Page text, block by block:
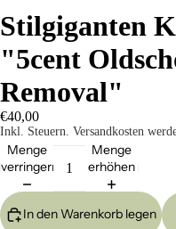
Stilgiganten
"5cent
Removal"
€40,00
Inkl. Steuern. Versandkosten
Menge
verringern
Menge
erhöhen
In den Warenkorb legen